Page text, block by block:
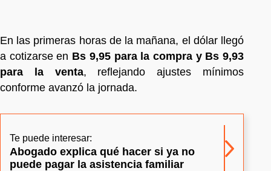
En las primeras horas de la mañana, el dólar llegó
a cotizarse en Bs 9,95 para la compra y Bs 9,93
para la venta, reflejando ajustes mínimos
conforme avanzó la jornada.
Te puede interesar:
Abogado explica qué hacer si ya no
puede pagar la asistencia familiar